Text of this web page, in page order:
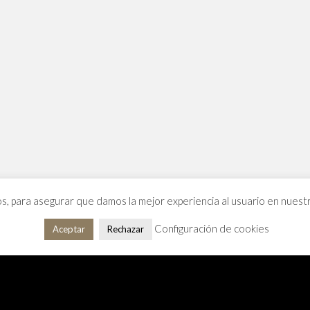
para asegurar que damos la mejor experiencia al usuario en
Aceptar Rechazar Configuración de cookies